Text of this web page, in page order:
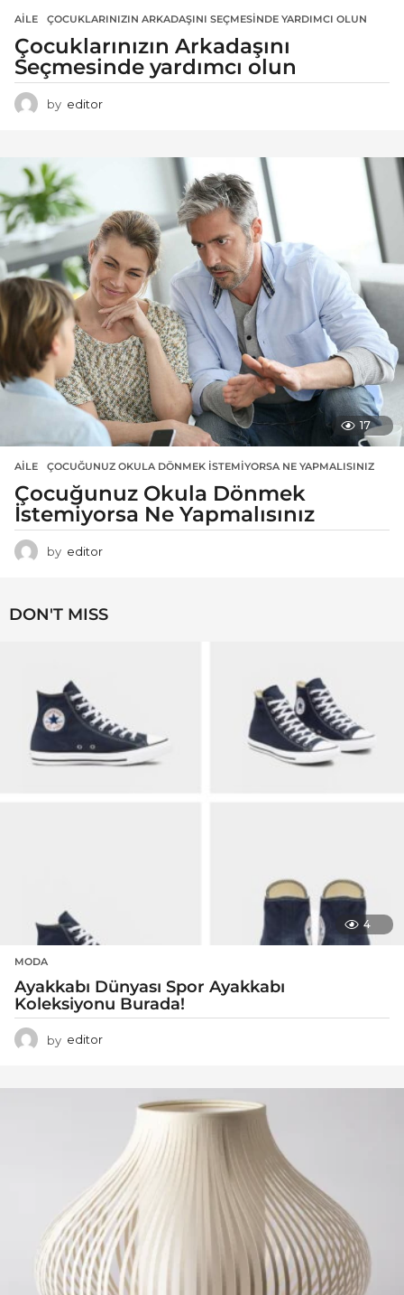
AILE ÇOCUKLARINIZIN ARKADAŞINI SEÇMESINDE YARDIMCI OLUN
Çocuklarınızın Arkadaşını
Seçmesinde yardımcı olun
by editor
17
AILE ÇOCUĞUNUZ OKULA DÖNMEK İSTEMIYORSA NE YAPMALISINIZ
Çocuğunuz Okula Dönmek
İstemiyorsa Ne Yapmalısınız
by editor
DON'T MISS
4
MODA
Ayakkabı Dünyası Spor Ayakkabı
Koleksiyonu Burada!
by editor